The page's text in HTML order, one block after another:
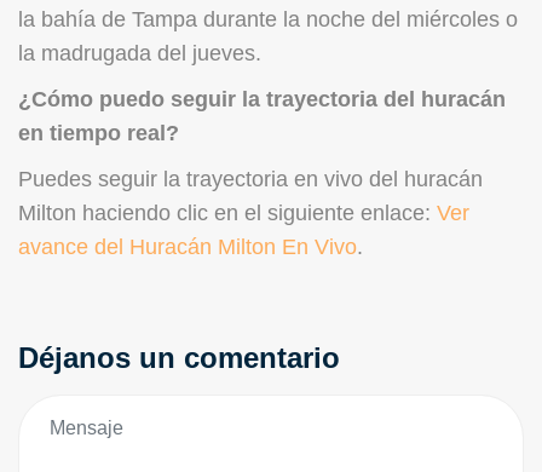
la bahía de Tampa durante la noche del miércoles o
la madrugada del jueves.
¿Cómo puedo seguir la trayectoria del huracán
en tiempo real?
Puedes seguir la trayectoria en vivo del huracán
Milton haciendo clic en el siguiente enlace: Ver
avance del Huracán Milton En Vivo.
Déjanos un comentario